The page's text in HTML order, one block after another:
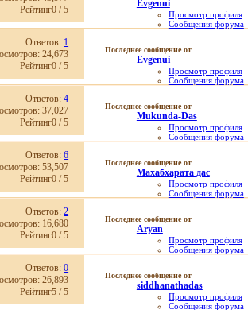
01.04.2015,
Рейтинг0 / 5
Evgenui
Просмотр профиля
Сообщения форума
Просмотр статей
29.07.2026,
Ответов: 1
24,673
Рейтинг0 / 5
Последнее сообщение от
Evgenui
Просмотр профиля
Сообщения форума
Просмотр статей
29.07.2026,05:28
Ответов:4
37,027
Рейтинг0 / 5
Последнее сообщение от
Mukunda-Das
Просмотр профиля
Сообщения форума
Просмотр статей
15.01.2026,01:13
Ответов:6
53,507
Рейтинг0 / 5
Последнее сообщение от
Махабхарата дас
Просмотр профиля
Сообщения форума
Просмотр статей
23.10.2025,
Ответов:2
16,680
Рейтинг0 / 5
Последнее сообщение от
Aryan
Просмотр профиля
Сообщения форума
Просмотр статей
22.09.2025,10:16
Ответов:0
26,893
Рейтинг5 / 5
Последнее сообщение от
siddhanathadas
Просмотр профиля
Сообщения форума